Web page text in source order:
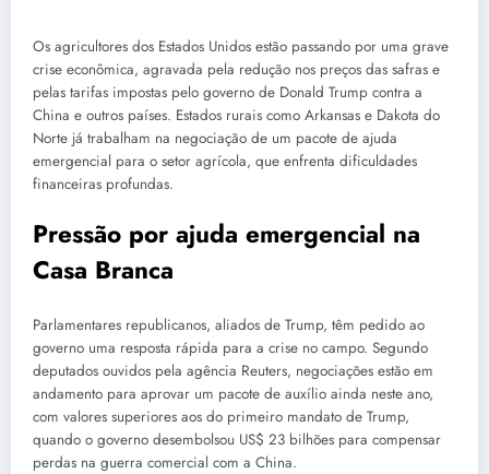
Os agricultores dos Estados Unidos estão passando por uma grave
crise econômica, agravada pela redução nos preços das safras e
pelas tarifas impostas pelo governo de Donald Trump contra a
China e outros países. Estados rurais como Arkansas e Dakota do
Norte já trabalham na negociação de um pacote de ajuda
emergencial para o setor agrícola, que enfrenta dificuldades
financeiras profundas.
Pressão por ajuda emergencial na
Casa Branca
Parlamentares republicanos, aliados de Trump, têm pedido ao
governo uma resposta rápida para a crise no campo. Segundo
deputados ouvidos pela agência Reuters, negociações estão em
andamento para aprovar um pacote de auxílio ainda neste ano,
com valores superiores aos do primeiro mandato de Trump,
quando o governo desembolsou US$ 23 bilhões para compensar
perdas na guerra comercial com a China.